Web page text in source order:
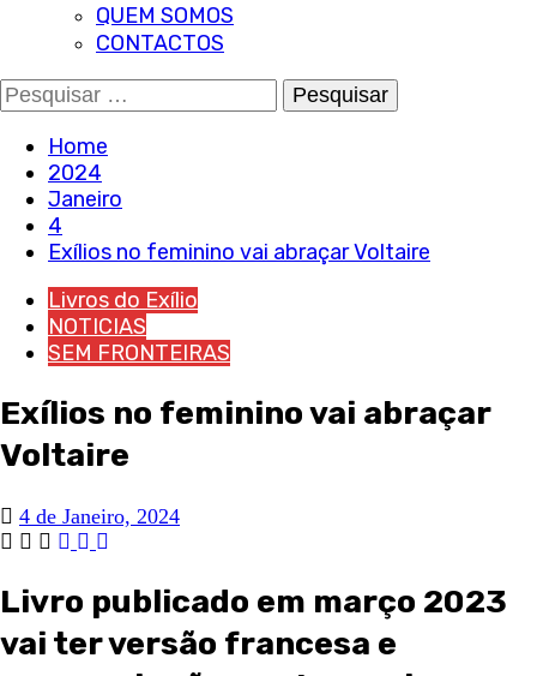
QUEM SOMOS
CONTACTOS
Pesquisar
por:
Home
2024
Janeiro
4
Exílios no feminino vai abraçar Voltaire
Livros do Exílio
NOTICIAS
SEM FRONTEIRAS
Exílios no feminino vai abraçar
Voltaire
4 de Janeiro, 2024
Livro publicado em março 2023
vai ter versão francesa e